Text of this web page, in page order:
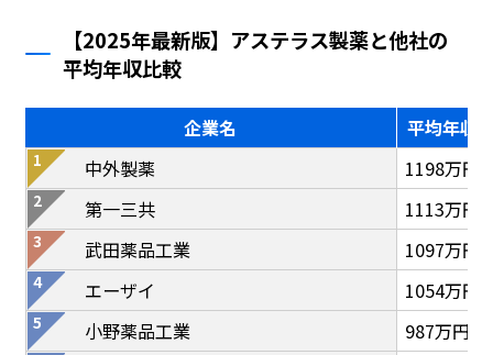
【2025年最新版】アステラス製薬と他社の
平均年収比較
企業名
平均年収
中外製薬
1198万円
第一三共
1113万円
武田薬品工業
1097万円
エーザイ
1054万円
小野薬品工業
987万円